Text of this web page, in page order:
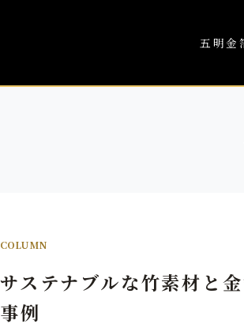
五明金
COLUMN
サステナブルな竹素材と
事例